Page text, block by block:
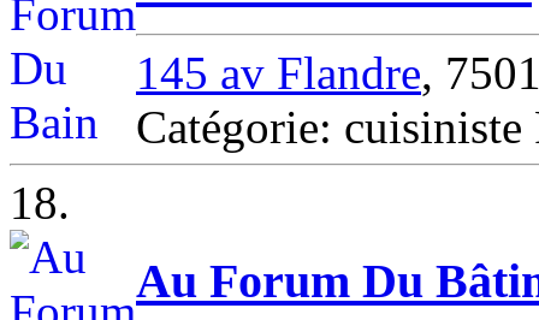
145 av Flandre,
Catégorie: cuisiniste
18.
Au Forum Du